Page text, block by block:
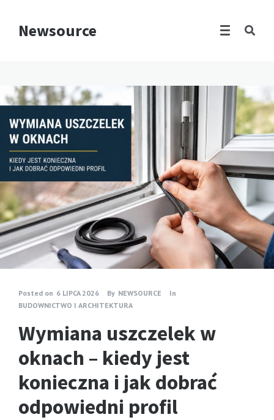
Newsource
Posted on 6 LIPCA 2026 By NEWSOURCE
In
BUDOWNICTWO I ARCHITEKTURA
Wymiana uszczelek w
oknach – kiedy jest
konieczna i jak dobrać
odpowiedni profil